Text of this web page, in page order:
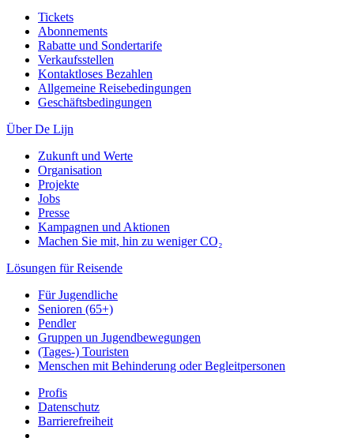
Tickets
Abonnements
Rabatte und Sondertarife
Verkaufsstellen
Kontaktloses Bezahlen
Allgemeine Reisebedingungen
Geschäftsbedingungen
Über De Lijn
Zukunft und Werte
Organisation
Projekte
Jobs
Presse
Kampagnen und Aktionen
Machen Sie mit, hin zu weniger CO₂
Lösungen für Reisende
Für Jugendliche
Senioren (65+)
Pendler
Gruppen un Jugendbewegungen
(Tages-) Touristen
Menschen mit Behinderung oder Begleitpersonen
Profis
Datenschutz
Barrierefreiheit